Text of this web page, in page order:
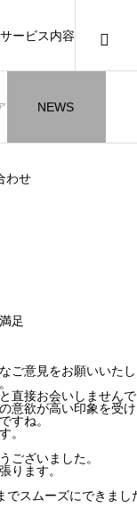
サービス内容
NEWS
わせ
す。
場管理
髪型自由
JBHRに
門家へ
はあるの
JBHRに
ンケート340
足
ご意見をお願いいた
直接お会いしません
意欲が高い印象を受
すね。
。
ございました。
ります。
でスムーズにできまし